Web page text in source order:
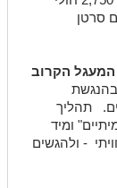
נשים וגברים עם סרטן
המעגל הקרוב
תהליך
ומיד
- ולהגשים